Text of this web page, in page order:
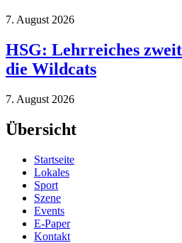
7. August 2026
HSG: Lehrreiches
die Wildcats
7. August 2026
Übersicht
Startseite
Lokales
Sport
Szene
Events
E-Paper
Kontakt